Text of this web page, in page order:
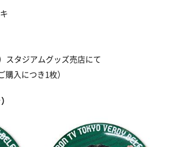
スタジアムグッズ売店にて
購入につき1枚）